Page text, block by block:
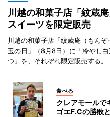
川越の和菓子店「紋蔵
スイーツを限定販売
川越の和菓子店「紋蔵庵（もん
玉の日」（8月8日）に「冷やし
つ」を、それぞれ限定販売する。
食べる
クレアモール
ゴエF.Cの勝敗